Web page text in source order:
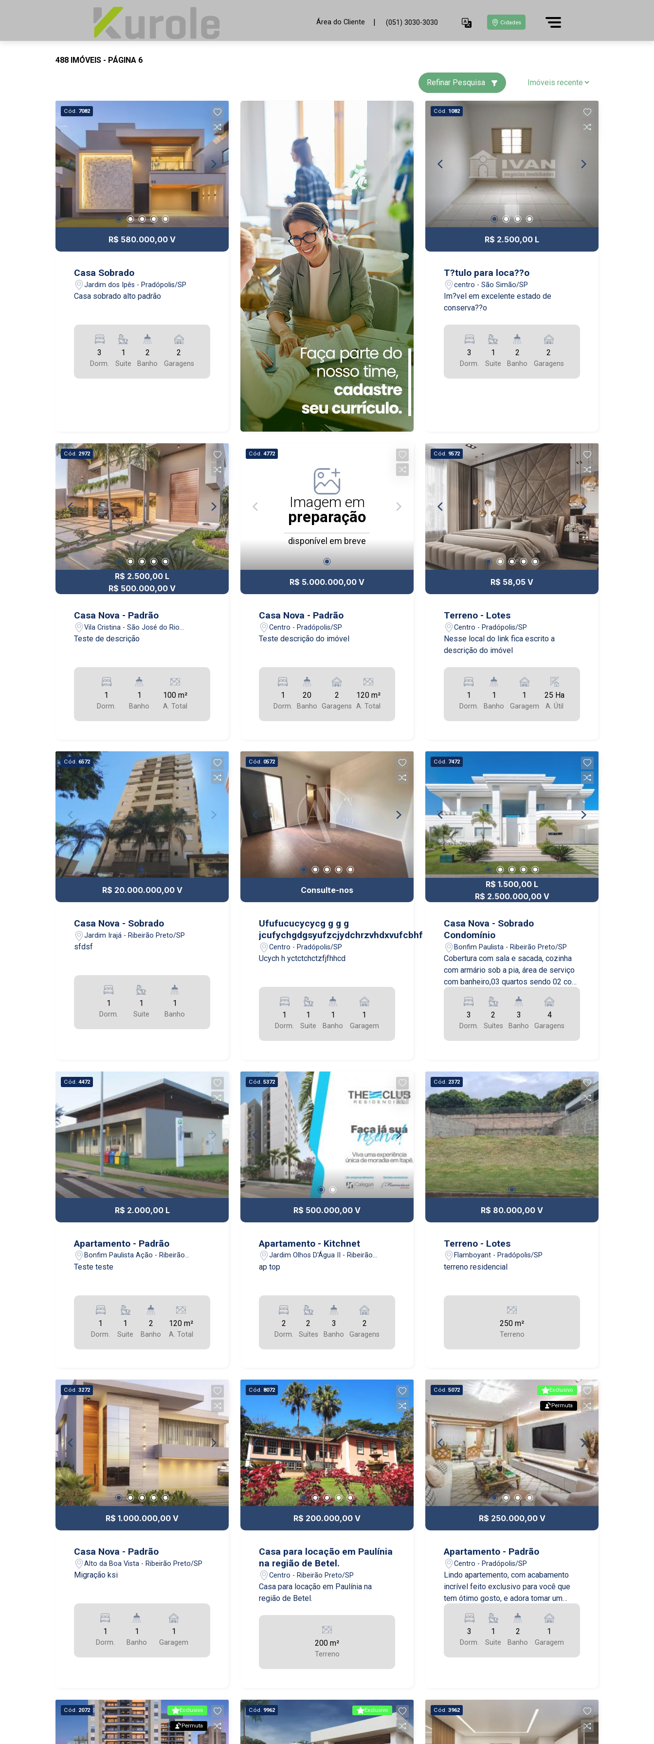
Área do Cliente | (051) 3030-3030 Cidades
488 IMÓVEIS - PÁGINA 6
Refinar Pesquisa
Cód. 7082
R$ 580.000,00 V
Casa Sobrado
Jardim dos Ipês - Pradópolis/SP
Casa sobrado alto padrão
3
Dorm.
1
Suite
2
Banho
2
Garagens
Cód. 1082
R$ 2.500,00 L
T?tulo para loca??o
centro - São Simão/SP
Im?vel em excelente estado de
conserva??o
3
Dorm.
1
Suite
2
Banho
2
Garagens
Cód. 2972
R$ 2.500,00 L
R$ 500.000,00 V
Casa Nova - Padrão
Vila Cristina - São José do Rio
Preto/SP
Teste de descrição
1
Dorm.
1
Banho
100 m²
A. Total
Cód. 4772
Imagem em
preparação
disponível em breve
R$ 5.000.000,00 V
Casa Nova - Padrão
Centro - Pradópolis/SP
Teste descrição do imóvel
1
Dorm.
20
Banho
2
Garagens
120 m²
A. Total
Cód. 9572
R$ 58,05 V
Terreno - Lotes
Centro - Pradópolis/SP
Nesse local do link fica escrito a
descrição do imóvel
1
Dorm.
1
Banho
1
Garagem
25 Ha
A. Útil
Cód. 6572
R$ 20.000.000,00 V
Casa Nova - Sobrado
Jardim Irajá - Ribeirão Preto/SP
sfdsf
1
Dorm.
1
Suite
1
Banho
Cód. 0572
Consulte-nos
Ufufucucycycg g g g
jcufychgdgsyufzcjydchrzvhdxvufcbhf
Centro - Pradópolis/SP
Ucych h yctctchctzfjfhhcd
1
Dorm.
1
Suite
1
Banho
1
Garagem
Cód. 7472
R$ 1.500,00 L
R$ 2.500.000,00 V
Casa Nova - Sobrado
Condomínio
Bonfim Paulista - Ribeirão Preto/SP
Cobertura com sala e sacada, cozinha
com armário sob a pia, área de serviço
com banheiro,03 quartos sendo 02 com
com box vidro e armário sob a pia, 01
vaga de garagem pra 02 carros,
Elevador. 2° piso: hall com sacada, sala
de estar, terraço e banheiro. Possui
Cobertura com sala e sacada, cozinha
com armário sob a pia, área de serviço
com banheiro,03 quartos sendo 02 com
armário sendo 01 suíte, banheiro suíte
com box vidro e armário sob a pia, 01
vaga de garagem pra 02 carros,
Elevador. 2° piso: hall com sacada, sala
de estar, terraço e banheiro. Possui
taxa de mudança entrada e saída.
Apenas animais de pequeno porte.
Cobertura com sala e sacada, cozinha
com banheiro,03 quartos sendo 02 com
com box vidro e armário sob a pia, 01
vaga de garagem pra 02 carros,
Elevador. 2° piso: hall com sacada, sala
Apenas animais de pequeno porte.
3
Dorm.
2
Suítes
3
Banho
4
Garagens
Cód. 4472
R$ 2.000,00 L
Apartamento - Padrão
Bonfim Paulista Ação - Ribeirão
Preto/SP
Teste teste
1
Dorm.
1
Suite
2
Banho
120 m²
A. Total
Cód. 5372
R$ 500.000,00 V
Apartamento - Kitchnet
Jardim Olhos D'Água II - Ribeirão
Preto/SP
ap top
2
Dorm.
2
Suítes
3
Banho
2
Garagens
Cód. 2372
R$ 80.000,00 V
Terreno - Lotes
Flamboyant - Pradópolis/SP
terreno residencial
250 m²
Terreno
Cód. 3272
R$ 1.000.000,00 V
Casa Nova - Padrão
Alto da Boa Vista - Ribeirão Preto/SP
Migração ksi
1
Dorm.
1
Banho
1
Garagem
Cód. 8072
R$ 200.000,00 V
Casa para locação em Paulínia
na região de Betel.
Centro - Ribeirão Preto/SP
Casa para locação em Paulínia na
região de Betel.
200 m²
Terreno
Exclusivo
Permuta
Cód. 5072
R$ 250.000,00 V
Apartamento - Padrão
Centro - Pradópolis/SP
Lindo apartemento, com acabamento
incrível feito exclusivo para você que
tem ótimo gosto, e adora tomar um
3
Dorm.
1
Suite
2
Banho
1
Garagem
Exclusivo
Permuta
Cód. 2072 Exclusivo
Cód. 9962 Cód. 3962